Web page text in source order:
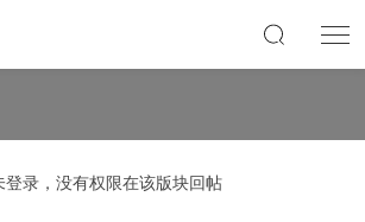
登录，没有权限在该版块回帖